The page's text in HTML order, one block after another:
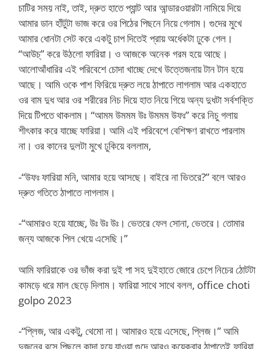
চাটির সময় নাই, তাই, দ্রুত হাতে প্যান্ট আর আন্ডারওয়ারটা নামিয়ে দিয়ে
আমার ডান হাঁটুটা ভাজ করে ওর পিঠের পিছনে নিয়ে গেলাম। গুদের মুখে
আমার ধোনটা সেট করে একটু চাপ দিতেই প্রায় অর্ধেকটা ঢুকে গেল।
“আউচ্” করে উঠলো ফারিয়া। ও আজকে অনেক গরম হয়ে আছে।
আলোআঁধারির এই পরিবেশে চোদা খাচ্ছে দেখে উত্তেজনায় টান টান হয়ে
আছে। আমি ওকে পাশ ফিরিয়ে দ্রুত লয়ে ঠাপাতে লাগলাম আর একহাতে
ওর বাম দুধ আর ওর শরীরের নিচ দিয়ে হাত নিয়ে গিয়ে অন্য দুধটা সর্বশক্তি
দিয়ে টিপতে থাকলাম। “আমম উমমম উঃ উমমম উফঃ” করে নিচু গলায়
শীৎকার করে যাচ্ছে ফারিয়া। আমি এই পরিবেশে বেশিক্ষণ রাখতে পারলাম
না। ওর কানের দুলটা মুখে ঢুকিয়ে বললাম,
-“উফঃ ফারিয়া মনি, আমার হয়ে আসছে। বাইরে না ভিতরে?” বলে আরও
দ্রুত গতিতে ঠাপাতে লাগলাম।
-“আমারও হয়ে যাচ্ছে, উঃ উঃ উঃ। ভেতরে ফেল সোনা, ভেতরে। তোমার
জন্য আজকে পিল খেয়ে এসেছি।”
আমি ফারিয়াকে ওর ভাঁজ করা দুই পা সহ দুইহাতে জোরে চেপে নিচের ঠোটটা
কামড়ে ধরে মাল ছেড়ে দিলাম। ফারিয়া সাথে সাথে বলল, office choti
golpo 2023
-“প্লিজ, আর একটু, থেমো না। আমারও হয়ে এসেছে, প্লিজ।” আমি